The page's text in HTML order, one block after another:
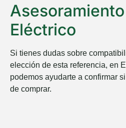
Eléctrico
Si tienes dudas sobre
elección de esta referencia, en
podemos ayudarte a confirmar
de comprar.